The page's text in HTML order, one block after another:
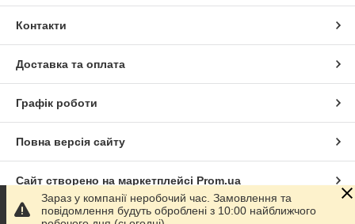
автомобілів Toyota
одразу
широкий діапазон цін — від бюджетних аксесуарів до
преміальних обвісів
Стиль тюнінгу
У категорії представлені елементи в різних стилях:
стандартної комплектації
Executive — представницький стиль для Land Cruiser
Контакти
Доставка та оплата
Графік роботи
Повна версія сайту
Сайт створено на маркетплейсі Prom.ua
Політика конфіденційності
Зараз у компанії неробочий час. Замовлення та
повідомлення будуть оброблені з 10:00 найближчого